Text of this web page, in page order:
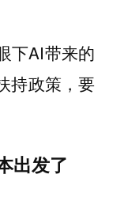
下AI带来的
持政策，要
出发了